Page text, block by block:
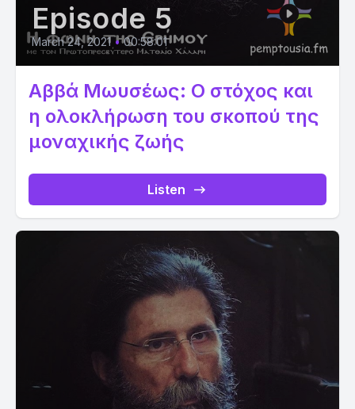
Episode 5
March 24, 2021 • 00:58:01
Αββά Μωυσέως: Ο στόχος και
η ολοκλήρωση του σκοπού της
μοναχικής ζωής
Listen